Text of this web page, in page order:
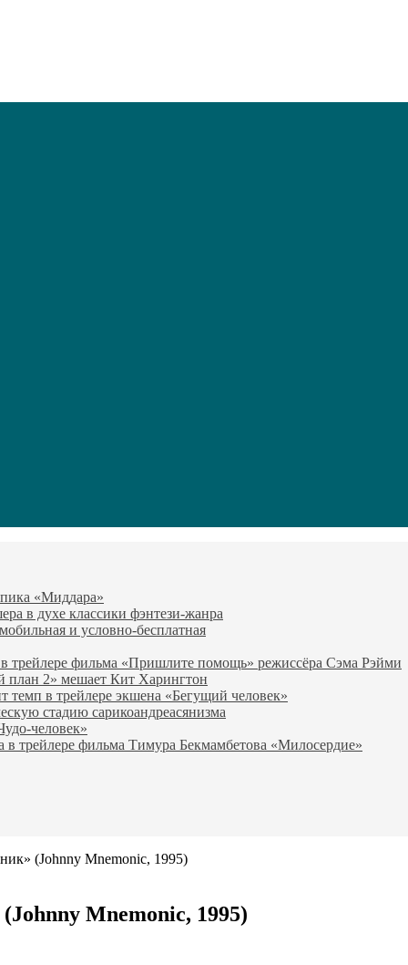
«Миддара»
в духе классики фэнтези-жанра
и условно-бесплатная
трейлере фильма «Пришлите помощь» режиссёра Сэма Рэйми
план 2» мешает Кит Харингтон
в трейлере экшена «Бегущий человек»
стадию сарикоандреасянизма
человек»
трейлере фильма Тимура Бекмамбетова «Милосердие»
(Johnny Mnemonic, 1995)
Mnemonic, 1995)